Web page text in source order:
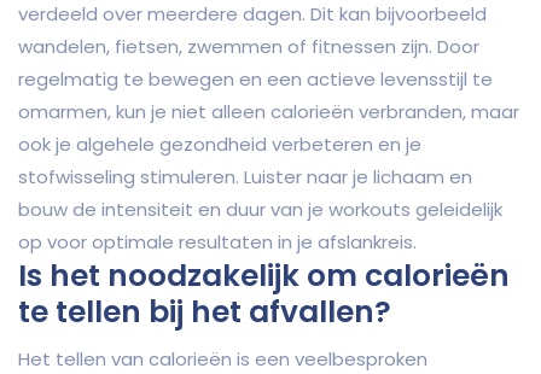
verdeeld over meerdere dagen. Dit kan bijvoorbeeld
wandelen, fietsen, zwemmen of fitnessen zijn. Door
regelmatig te bewegen en een actieve levensstijl te
omarmen, kun je niet alleen calorieën verbranden, maar
ook je algehele gezondheid verbeteren en je
stofwisseling stimuleren. Luister naar je lichaam en
bouw de intensiteit en duur van je workouts geleidelijk
op voor optimale resultaten in je afslankreis.
Is het noodzakelijk om calorieën
te tellen bij het afvallen?
Het tellen van calorieën is een veelbesproken